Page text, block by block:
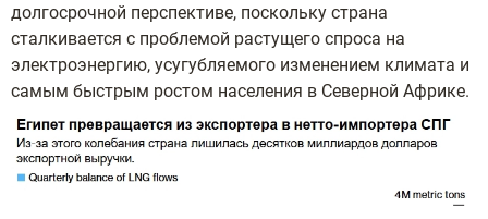
долгосрочной перспективе, поскольку страна
сталкивается с проблемой растущего спроса на
электроэнергию, усугубляемого изменением климата и
самым быстрым ростом населения в Северной Африке.